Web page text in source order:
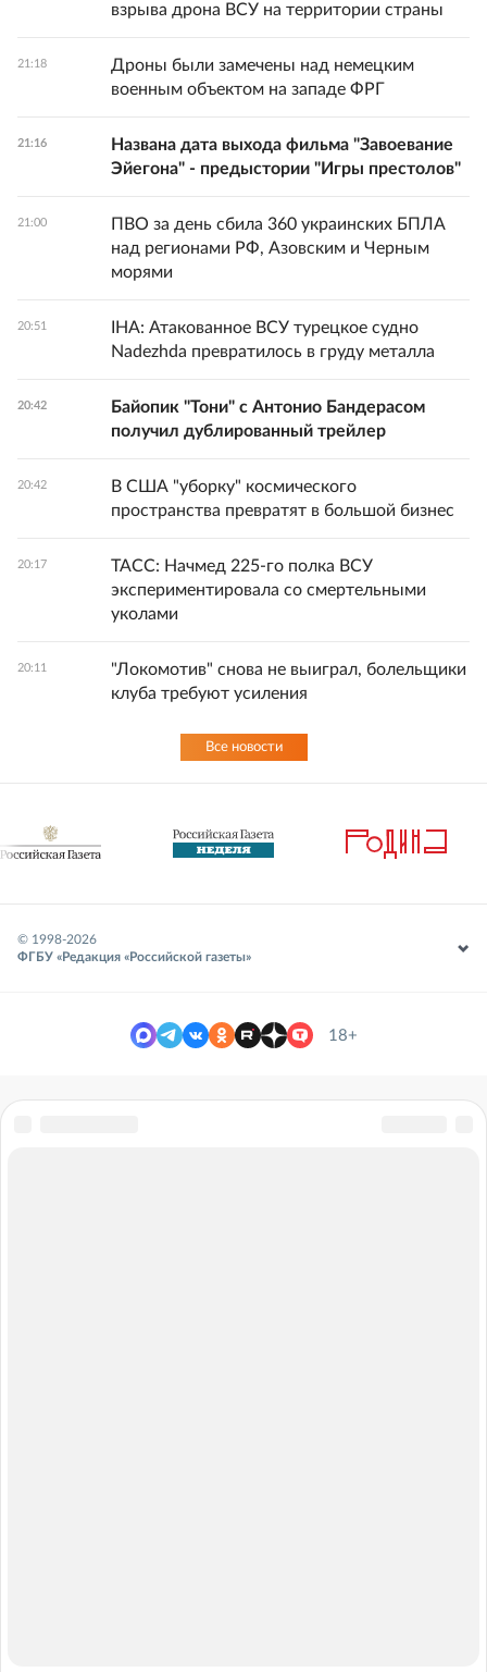
взрыва дрона ВСУ на территории страны
21:18
Дроны были замечены над немецким
военным объектом на западе ФРГ
21:16
Названа дата выхода фильма "Завоевание
Эйегона" - предыстории "Игры престолов"
21:00
ПВО за день сбила 360 украинских БПЛА
над регионами РФ, Азовским и Черным
морями
20:51
IHA: Атакованное ВСУ турецкое судно
Nadezhda превратилось в груду металла
20:42
Байопик "Тони" с Антонио Бандерасом
получил дублированный трейлер
20:42
В США "уборку" космического
пространства превратят в большой бизнес
20:17
ТАСС: Начмед 225-го полка ВСУ
экспериментировала со смертельными
уколами
20:11
"Локомотив" снова не выиграл, болельщики
клуба требуют усиления
Все новости
© 1998-2026
ФГБУ «Редакция «Российской газеты»
18+